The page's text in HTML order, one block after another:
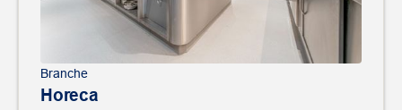
Branche
Horeca